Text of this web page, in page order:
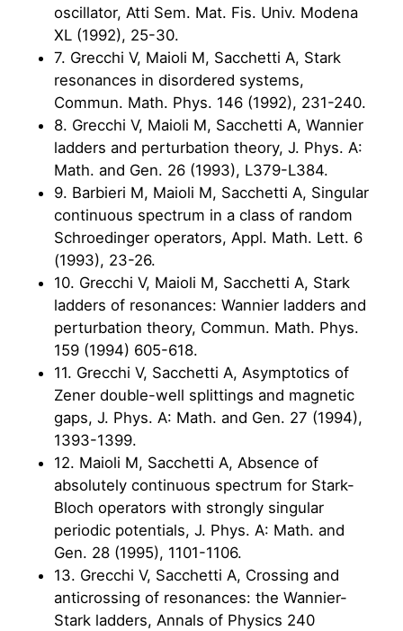
oscillator, Atti Sem. Mat. Fis. Univ. Modena
XL (1992), 25-30.
7. Grecchi V, Maioli M, Sacchetti A, Stark
resonances in disordered systems,
Commun. Math. Phys. 146 (1992), 231-240.
8. Grecchi V, Maioli M, Sacchetti A, Wannier
ladders and perturbation theory, J. Phys. A:
Math. and Gen. 26 (1993), L379-L384.
9. Barbieri M, Maioli M, Sacchetti A, Singular
continuous spectrum in a class of random
Schroedinger operators, Appl. Math. Lett. 6
(1993), 23-26.
10. Grecchi V, Maioli M, Sacchetti A, Stark
ladders of resonances: Wannier ladders and
perturbation theory, Commun. Math. Phys.
159 (1994) 605-618.
11. Grecchi V, Sacchetti A, Asymptotics of
Zener double-well splittings and magnetic
gaps, J. Phys. A: Math. and Gen. 27 (1994),
1393-1399.
12. Maioli M, Sacchetti A, Absence of
absolutely continuous spectrum for Stark-
Bloch operators with strongly singular
periodic potentials, J. Phys. A: Math. and
Gen. 28 (1995), 1101-1106.
13. Grecchi V, Sacchetti A, Crossing and
anticrossing of resonances: the Wannier-
Stark ladders, Annals of Physics 240